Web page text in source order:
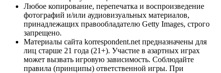
Любое копирование, перепечатка и воспроизведение
фотографий и/или аудиовизуальных материалов,
принадлежащих правообладателю Getty Images, строго
запрещено.
Материалы сайта korrespondent.net предназначены для
лиц старше 21 года (21+). Участие в азартных играх
может вызвать игровую зависимость. Соблюдайте
правила (принципы) ответственной игры. При